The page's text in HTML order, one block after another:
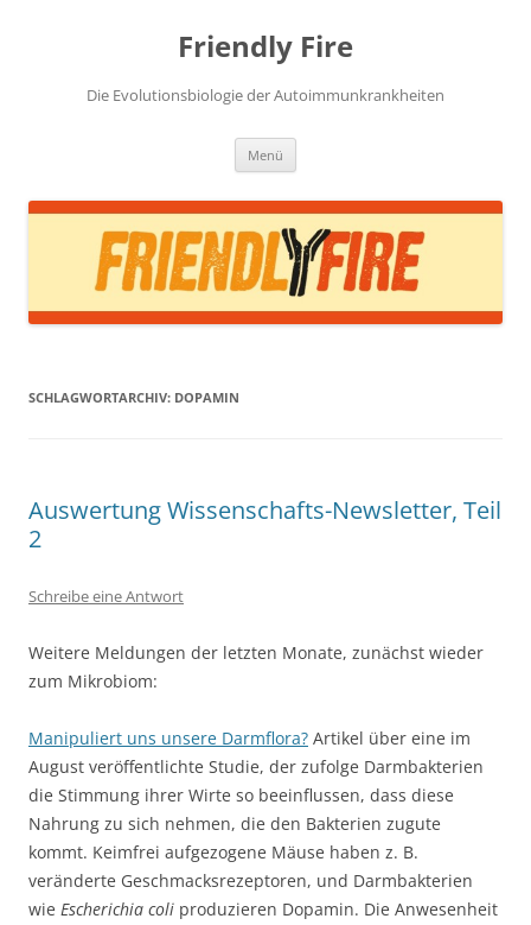
Friendly Fire
Die Evolutionsbiologie der Autoimmunkrankheiten
Menü
SCHLAGWORTARCHIV: DOPAMIN
Auswertung Wissenschafts-Newsletter, Teil
2
Schreibe eine Antwort
Weitere Meldungen der letzten Monate, zunächst wieder
zum Mikrobiom:
Manipuliert uns unsere Darmflora? Artikel über eine im
August veröffentlichte Studie, der zufolge Darmbakterien
die Stimmung ihrer Wirte so beeinflussen, dass diese
Nahrung zu sich nehmen, die den Bakterien zugute
kommt. Keimfrei aufgezogene Mäuse haben z. B.
veränderte Geschmacksrezeptoren, und Darmbakterien
wie Escherichia coli produzieren Dopamin. Die Anwesenheit